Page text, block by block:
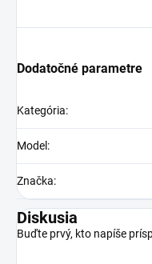
Dodatočné parametre
Kategória:
Model :
Značka:
Diskusia
Buďte prvý, kto napíše